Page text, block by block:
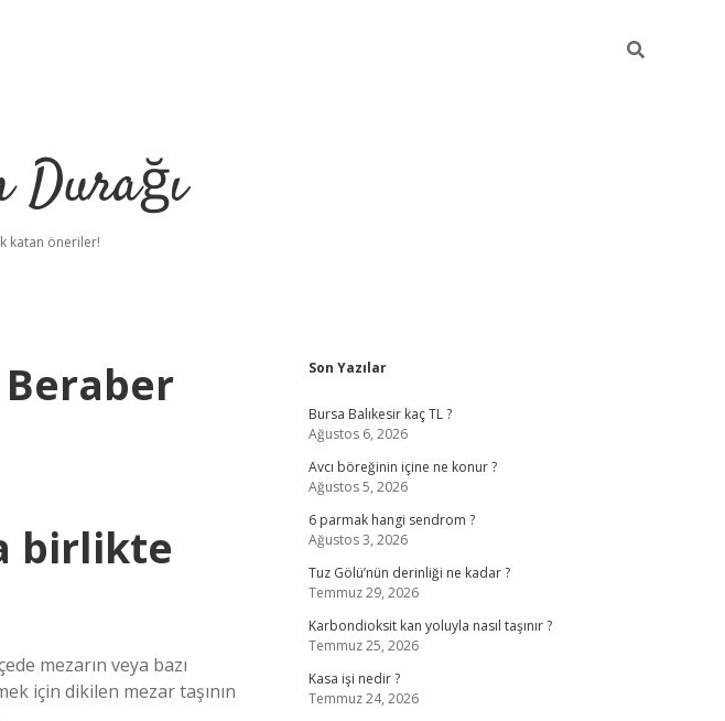
Durağı
katan öneriler!
birlikte
mezarın veya bazı
için dikilen mezar taşının
Sidebar
Son Yazılar
Bursa Balıkesir kaç TL ?
Ağustos 6, 2026
Avcı böreğinin içine ne konur ?
Ağustos 5, 2026
6 parmak hangi sendrom ?
Ağustos 3, 2026
Tuz Gölü’nün derinliği ne kadar ?
Temmuz 29, 2026
Karbondioksit kan yoluyla nasıl taşınır ?
Temmuz 25, 2026
Kasa işi nedir ?
Temmuz 24, 2026